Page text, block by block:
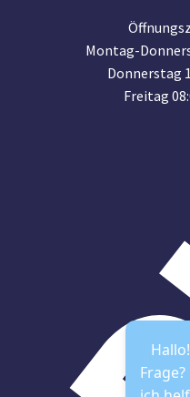
Montag-
Donnerstag
Freitag